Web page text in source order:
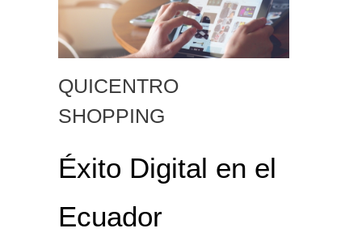
QUICENTRO
SHOPPING
Éxito Digital en el
Ecuador